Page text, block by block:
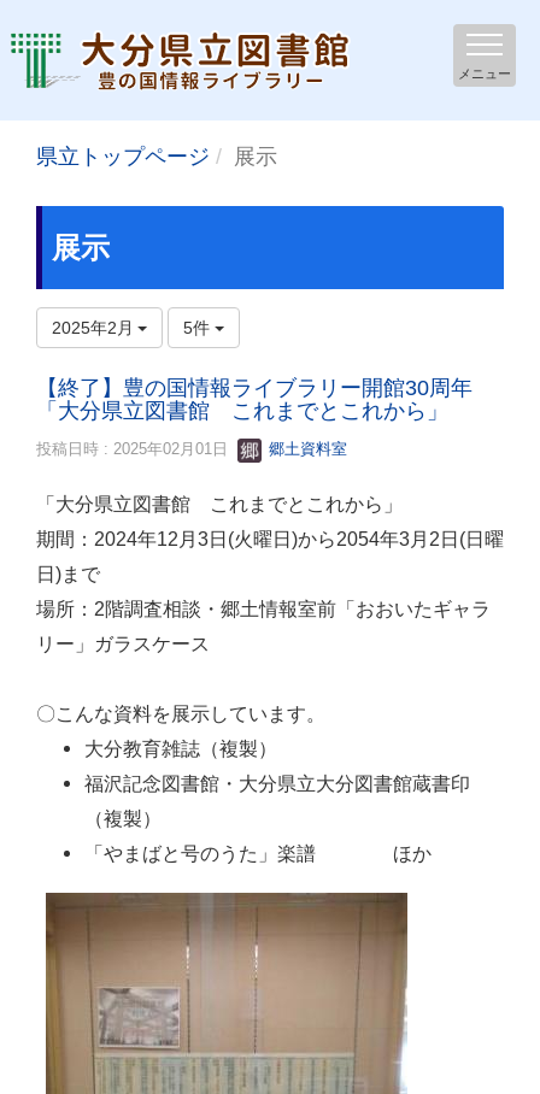
メニュー
県立トップページ 展示
展示
2025年2月 5件
【終了】豊の国情報ライブラリー開館30周年
「大分県立図書館 これまでとこれから」
投稿日時 : 2025年02月01日 郷土資料室
「大分県立図書館 これまでとこれから」
期間：2024年12月3日(火曜日)から2054年3月2日(日曜
日)まで
場所：2階調査相談・郷土情報室前「おおいたギャラ
リー」ガラスケース
〇こんな資料を展示しています。
大分教育雑誌（複製）
福沢記念図書館・大分県立大分図書館蔵書印
（複製）
「やまばと号のうた」楽譜 ほか